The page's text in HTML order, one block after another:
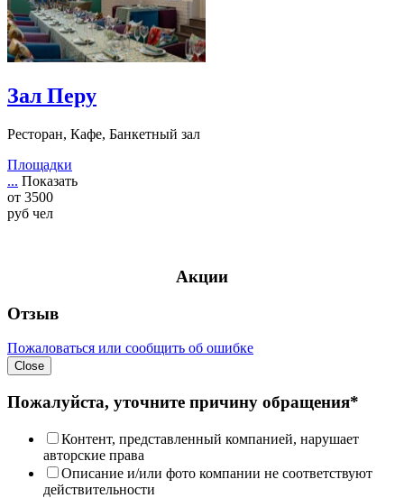
Зал Перу
Ресторан, Кафе, Банкетный зал
Площадки
... Показать
от 3500
руб чел
Акции
Отзыв
Пожаловаться или сообщить об ошибке
Close
Пожалуйста, уточните причину обращения*
Контент, представленный компанией, нарушает
авторские права
Описание и/или фото компании не соответствуют
действительности